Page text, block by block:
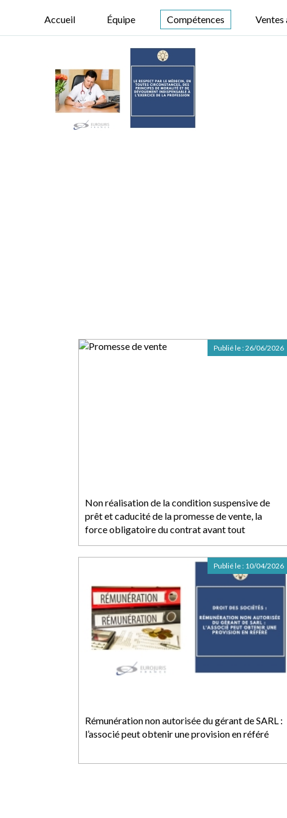
Accueil Équipe Compétences Ventes
Non réalisation de la condition suspensive de
prêt et caducité de la promesse de vente, la
force obligatoire du contrat avant tout
Publié le :26/06/2026
Rémunération non autorisée du gérant de SARL :
l’associé peut obtenir une provision en référé
Publié le : 10/04/2026